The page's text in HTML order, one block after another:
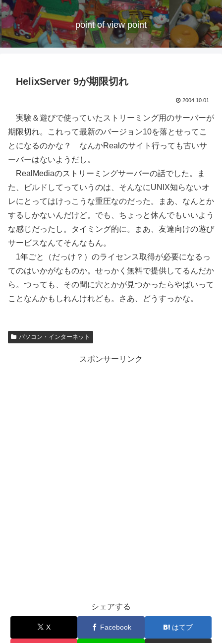
point of view point
HelixServer 9が期限切れ
2004.10.01
実験＆遊びで使っていたストリーミング用のサーバーが
期限切れ。これって最新のバージョン10を落とせってこ
とになるのかな？ なんかRealのサイト行っても古いサ
ーバーはないようだし。
RealMediaのストリーミングサーバーの話でした。ま
た、ビルドしてっていうのは、そんなにUNIX知らないオ
レにとってはけっこうな重圧なのだった。まあ、なんとか
するしかないんだけど。でも、ちょっと休んでもいいよう
な感じだったし。タイミング的に。まあ、友達向けの遊び
サービスなんてそんなもん。
1年ごと（だっけ？）のライセンス取得が必要になるっ
てのはいかがなものか。せっかく無料で提供してるんだか
ら。つっても、その間に穴とかが見つかったらやばいって
ことなんかもしれんけれども。さあ、どうすっかな。
パソコン・インターネット
スポンサーリンク
シェアする
X Facebook はてブ